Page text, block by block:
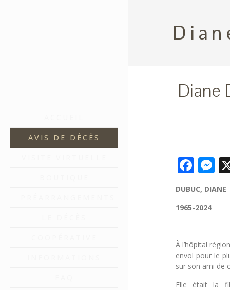
AVIS DE DÉCÈS
Diane
DUBUC, DIANE
1965-2024
À l’hôpital
envol pour le
sur son ami de
Elle était la